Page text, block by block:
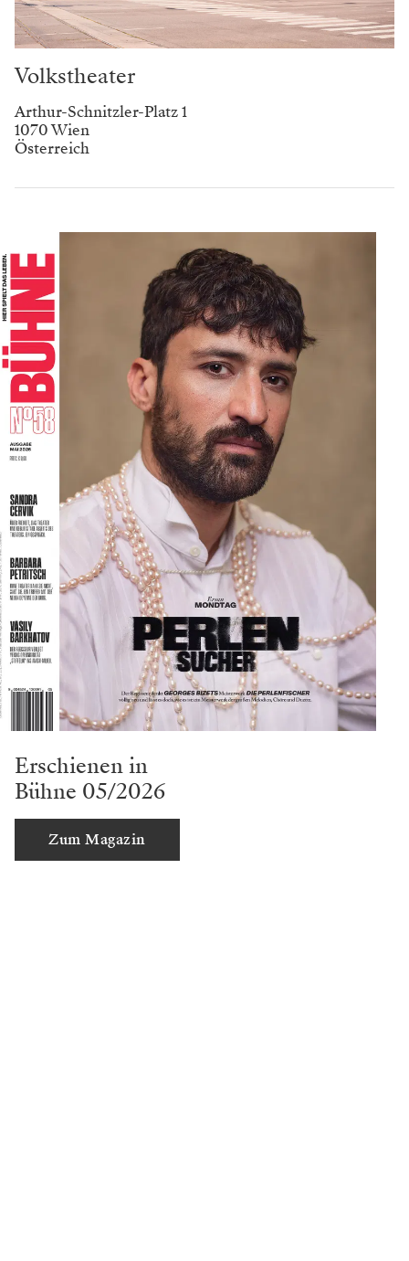
Volkstheater
Arthur-Schnitzler-Platz 1
1070 Wien
Österreich
Erschienen in
Bühne 05/2026
Zum Magazin